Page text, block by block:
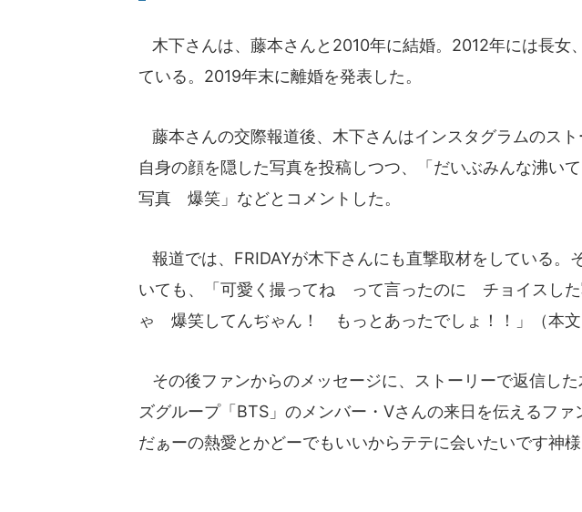
木下さんは、藤本さんと2010年に結婚。2012年には長女
ている。2019年末に離婚を発表した。
藤本さんの交際報道後、木下さんはインスタグラムのス
自身の顔を隠した写真を投稿しつつ、「だいぶみんな沸い
写真 爆笑」などとコメントした。
報道では、FRIDAYが木下さんにも直撃取材をしている。
いても、「可愛く撮ってね って言ったのに チョイスし
ゃ 爆笑してんぢゃん！ もっとあったでしょ！！」（本文
その後ファンからのメッセージに、ストーリーで返信し
ズグループ「BTS」のメンバー・Vさんの来日を伝えるファ
だぁーの熱愛とかどーでもいいからテテに会いたいです神様